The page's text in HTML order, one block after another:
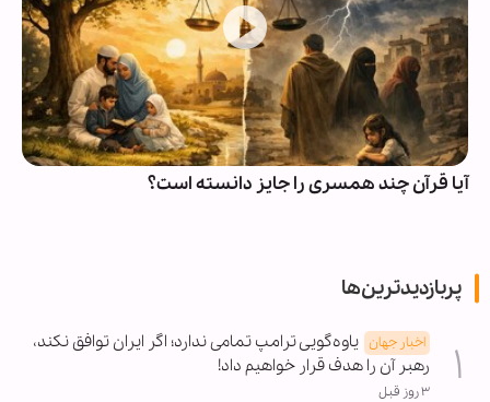
آیا قرآن چند همسری را جایز دانسته است؟
پربازدیدترین‌ها
اخبار جهان یاوه‌گویی ترامپ تمامی ندارد؛ اگر ایران توافق نکند،
رهبر آن را هدف قرار خواهیم داد!
۳ روز قبل